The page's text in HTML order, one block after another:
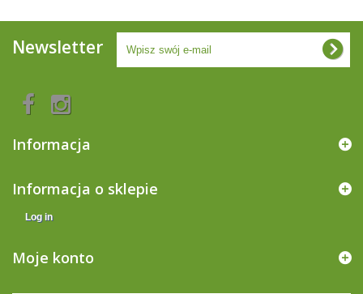
Newsletter
Informacja
Informacja o sklepie
Log in
Moje konto